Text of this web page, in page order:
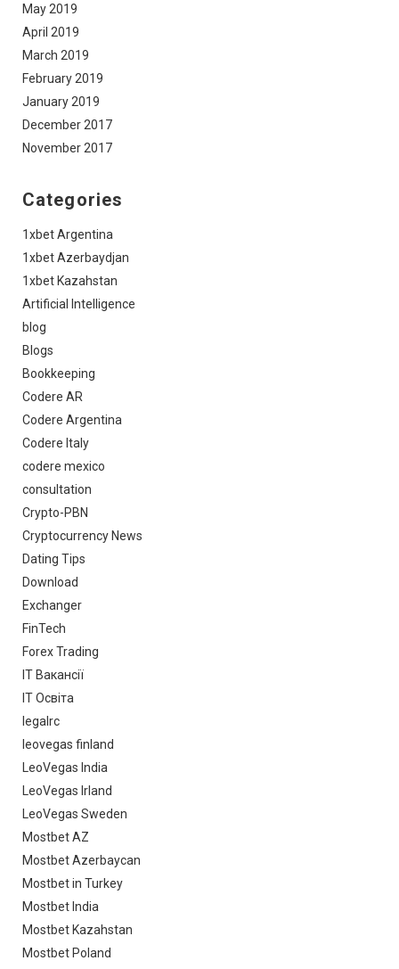
May 2019
April 2019
March 2019
February 2019
January 2019
December 2017
November 2017
Categories
1xbet Argentina
1xbet Azerbaydjan
1xbet Kazahstan
Artificial Intelligence
blog
Blogs
Bookkeeping
Codere AR
Codere Argentina
Codere Italy
codere mexico
consultation
Crypto-PBN
Cryptocurrency News
Dating Tips
Download
Exchanger
FinTech
Forex Trading
IT Вакансії
IT Освіта
legalrc
leovegas finland
LeoVegas India
LeoVegas Irland
LeoVegas Sweden
Mostbet AZ
Mostbet Azerbaycan
Mostbet in Turkey
Mostbet India
Mostbet Kazahstan
Mostbet Poland